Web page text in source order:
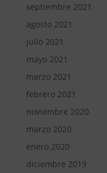
septiembre 2021
agosto 2021
julio 2021
mayo 2021
marzo 2021
febrero 2021
noviembre 2020
marzo 2020
enero 2020
diciembre 2019